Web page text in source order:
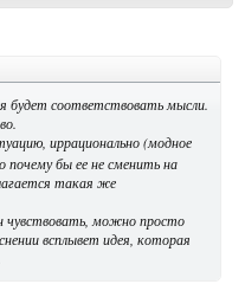
будет соответствовать мысли.
иррационально (модное
почему бы ее не сменить на
такая же
можно просто
всплывет идея, которая